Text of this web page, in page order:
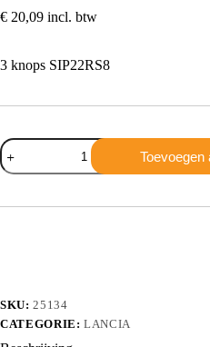
€ 20,09 incl. btw
3 knops SIP22RS8
Lancia
3
knops
aantal
Toevoegen
SKU:25134
CATEGORIE:LANCIA